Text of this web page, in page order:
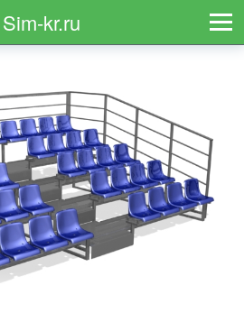
Sim-kr.ru